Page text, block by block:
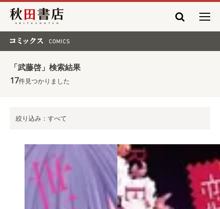
秋田書店
「武藤啓」検索結果
17件見つかりました
絞り込み：すべて